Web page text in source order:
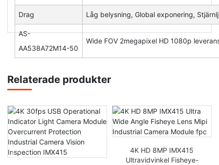
Drag Låg belysning, Global exponering,
AS-
AA538A72M14-50
Wide FOV 2megapixel HD 1080p
Relaterade produkter
4K HD 8MP IMX415
Ultravidvinkel Fisheye-